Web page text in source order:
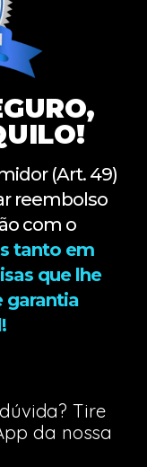
(Art. 49)
reembolso
com o
tanto em
que lhe
garantia
Tire
da nossa